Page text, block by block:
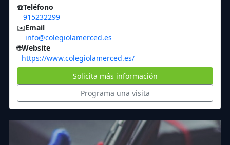
☎️Teléfono
915232299
✉️Email
info@colegiolamerced.es
🌐Website
https://www.colegiolamerced.es/
Solicita más información
Programa una visita